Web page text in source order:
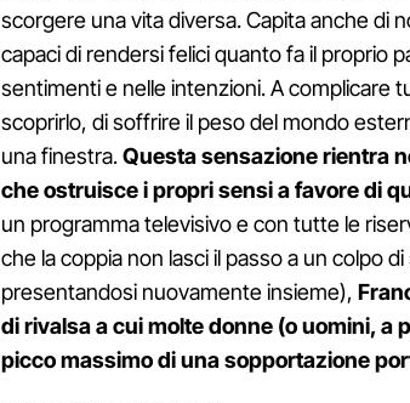
scorgere una vita diversa. Capita anche di
capaci di rendersi felici quanto fa il proprio
sentimenti e nelle intenzioni. A complicare
scoprirlo, di soffrire il peso del mondo
una finestra.Questa sensazione rientra
che ostruisce i propri sensi a favore di
un programma televisivo e con tutte le
che la coppia non lasci il passo a un colpo
presentandosi nuovamente insieme),
di rivalsa a cui molte donne (o uomini, a
picco massimo di una sopportazione